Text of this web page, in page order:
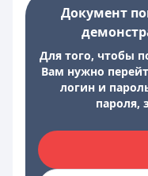
Документ
Для того, чтобы
Вам нужно
логин и
пароля,